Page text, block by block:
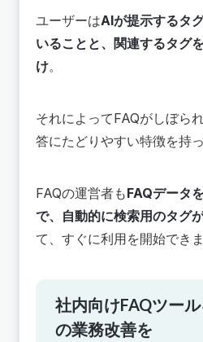
ユーザーはAIが提示するタ
いることと、関連するタグ
け。
それによってFAQがしぼら
答にたどりやすい特徴を持っ
FAQの運営者もFAQデータ
で、自動的に検索用のタグ
て、すぐに利用を開始できま
社内向けFAQツー
の業務改善を